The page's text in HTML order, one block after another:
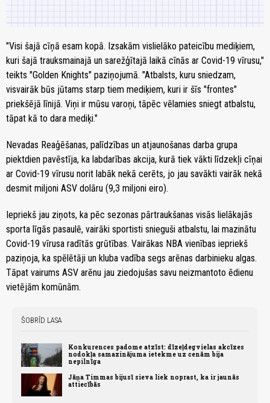
"Visi šajā cīņā esam kopā. Izsakām vislielāko pateicību mediķiem,
kuri šajā trauksmainajā un sarežģītajā laikā cīnās ar Covid-19 vīrusu,"
teikts "Golden Knights" paziņojumā. "Atbalsts, kuru sniedzam,
visvairāk būs jūtams starp tiem mediķiem, kuri ir šīs "frontes"
priekšējā līnijā. Viņi ir mūsu varoņi, tāpēc vēlamies sniegt atbalstu,
tāpat kā to dara mediķi."
Nevadas Reaģēšanas, palīdzības un atjaunošanas darba grupa
piektdien pavēstīja, ka labdarības akcija, kurā tiek vākti līdzekļi cīņai
ar Covid-19 vīrusu norit labāk nekā cerēts, jo jau savākti vairāk nekā
desmit miljoni ASV dolāru (9,3 miljoni eiro).
Iepriekš jau ziņots, ka pēc sezonas pārtraukšanas visās lielākajās
sporta līgās pasaulē, vairāki sportisti snieguši atbalstu, lai mazinātu
Covid-19 vīrusa radītās grūtības. Vairākas NBA vienības iepriekš
paziņoja, ka spēlētāji un kluba vadība segs arēnas darbinieku algas.
Tāpat vairums ASV arēnu jau ziedojušas savu neizmantoto ēdienu
vietējām komūnām.
ŠOBRĪD LASA
Konkurences padome atzīst: dīzeļdegvielas akcīzes
nodokļa samazinājuma ietekme uz cenām bija
nepilnīga
Jāņa Timmas bijusī sieva liek noprast, ka ir jaunās
attiecībās